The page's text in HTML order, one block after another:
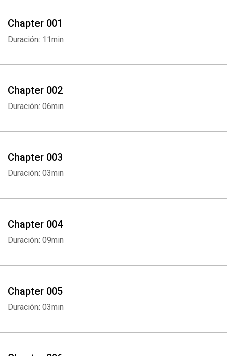
Chapter 001
Duración: 11min
Chapter 002
Duración: 06min
Chapter 003
Duración: 03min
Chapter 004
Duración: 09min
Chapter 005
Duración: 03min